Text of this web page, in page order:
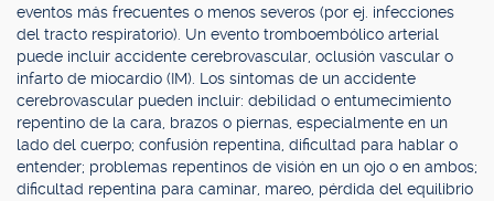
eventos más frecuentes o menos severos (por ej. infecciones
del tracto respiratorio). Un evento tromboembólico arterial
puede incluir accidente cerebrovascular, oclusión vascular o
infarto de miocardio (IM). Los síntomas de un accidente
cerebrovascular pueden incluir: debilidad o entumecimiento
repentino de la cara, brazos o piernas, especialmente en un
lado del cuerpo; confusión repentina, dificultad para hablar o
entender; problemas repentinos de visión en un ojo o en ambos;
dificultad repentina para caminar, mareo, pérdida del equilibrio